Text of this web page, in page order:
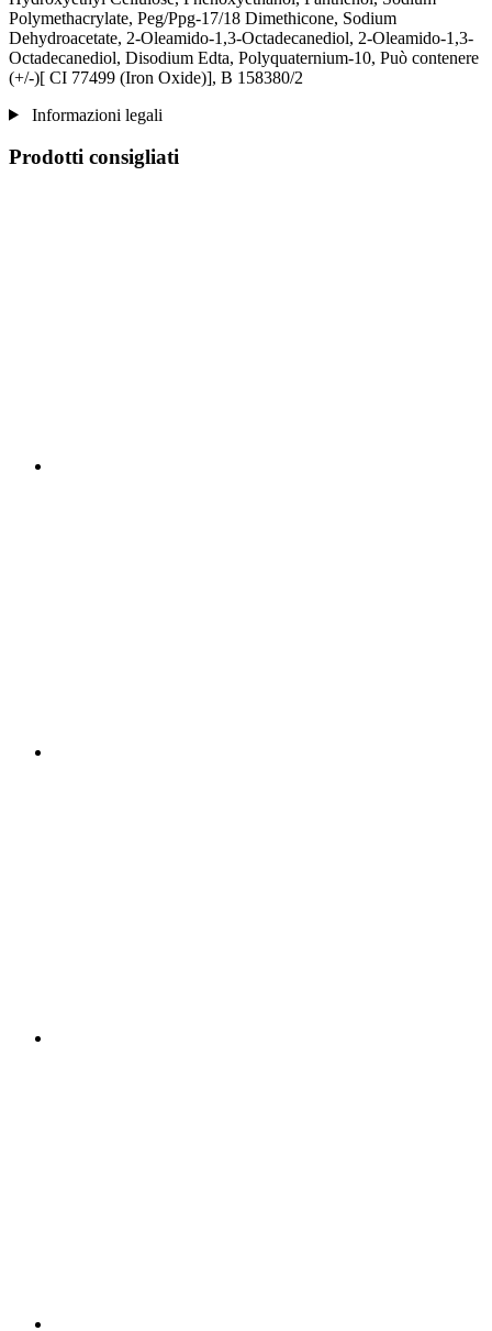
Polymethacrylate, Peg/Ppg-17/18 Dimethicone, Sodium
Dehydroacetate, 2-Oleamido-1,3-Octadecanediol, 2-Oleamido-1,3-
Octadecanediol, Disodium Edta, Polyquaternium-10, Può contenere
(+/-)[ CI 77499 (Iron Oxide)], B 158380/2
Informazioni legali
Prodotti consigliati